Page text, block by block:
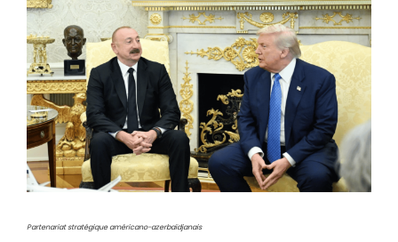
Partenariat stratégique américano-azerbaïdjanais